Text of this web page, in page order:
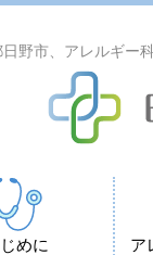
野市、アレルギー
めに ア